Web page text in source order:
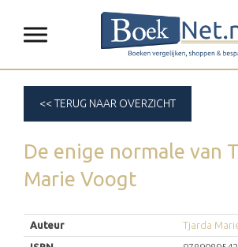
<< TERUG NAAR OVERZICHT
De enige normale van
Marie Voogt
Auteur
Tjarda